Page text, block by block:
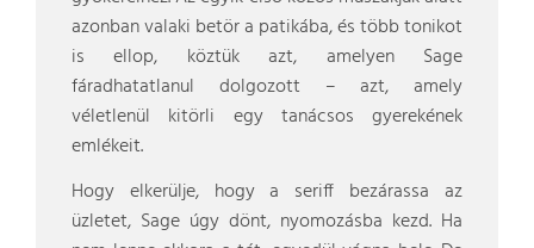
azonban valaki betör a patikába, és több tonikot
is ellop, köztük azt, amelyen Sage
fáradhatatlanul dolgozott – azt, amely
véletlenül kitörli egy tanácsos gyerekének
emlékeit.
Hogy elkerülje, hogy a seriff bezárassa az
üzletet, Sage úgy dönt, nyomozásba kezd. Ha